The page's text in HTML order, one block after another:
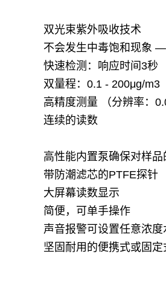
双光束紫外吸收技术
不会发生中毒饱和现象 —
快速检测：响应时间3秒
双量程： 0.1 - 200μg/m3
高精度测量
（分辨率：
连续的读数
高性能内置泵确保对样
带防潮滤芯的PTFE探针
大屏幕读数显示
简便，可单手操作
声音报警可设置任意浓
坚固耐用的便携式或固